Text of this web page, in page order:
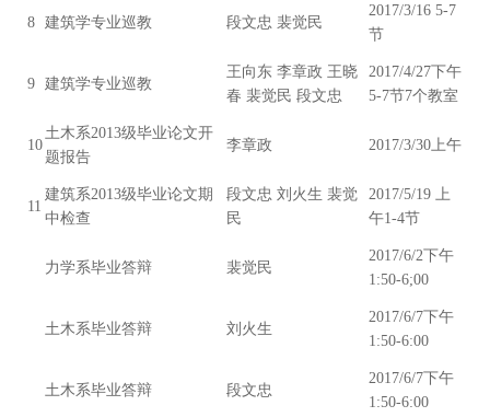
8 建筑学专业巡教 段文忠 裴觉民
2017/3/16 5-7
节
9 建筑学专业巡教
王向东 李章政 王晓
春 裴觉民 段文忠
2017/4/27下午
5-7节7个教室
10
土木系2013级毕业论文开
题报告
李章政 2017/3/30上午
11
建筑系2013级毕业论文期
中检查
段文忠 刘火生 裴觉
民
2017/5/19 上
午1-4节
力学系毕业答辩 裴觉民
2017/6/2下午
1:50-6;00
土木系毕业答辩 刘火生
2017/6/7下午
1:50-6:00
土木系毕业答辩 段文忠
2017/6/7下午
1:50-6:00